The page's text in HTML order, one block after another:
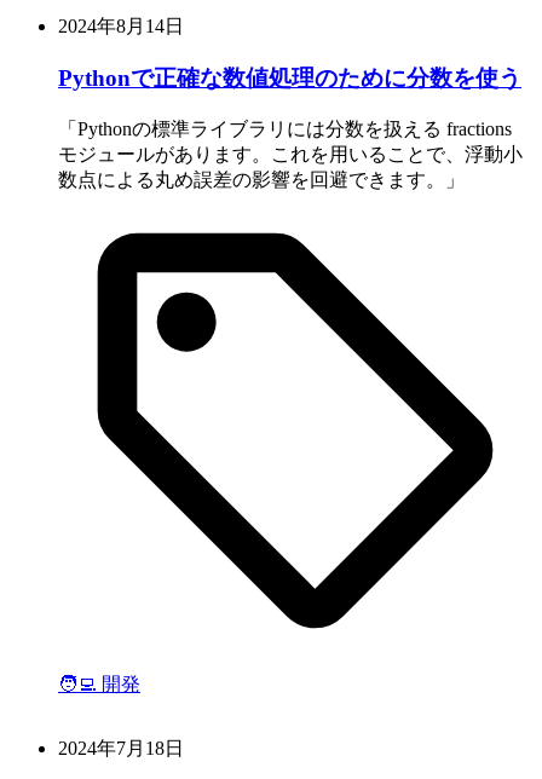
2024年8月14日
Pythonで正確な数値処理のために分数を使う
Pythonの標準ライブラリには分数を扱える fractions
モジュールがあります。これを用いることで、浮動小
数点による丸め誤差の影響を回避できます。
🧑‍💻 開発
2024年7月18日